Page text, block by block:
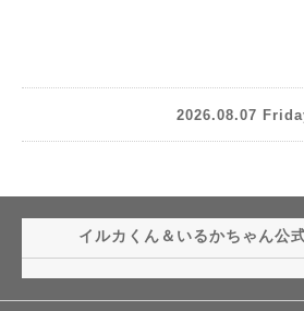
2026.08.07
イルカくん＆いるかちゃん公